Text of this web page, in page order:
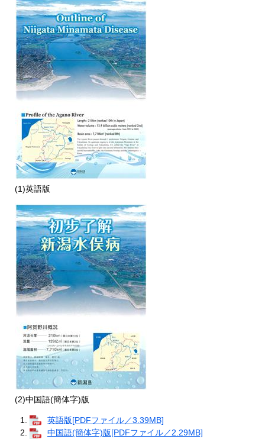
(1)英語版
(2)中国語(簡体字)版
英語版[PDFファイル／3.39MB]
中国語(簡体字)版[PDFファイル／2.29MB]